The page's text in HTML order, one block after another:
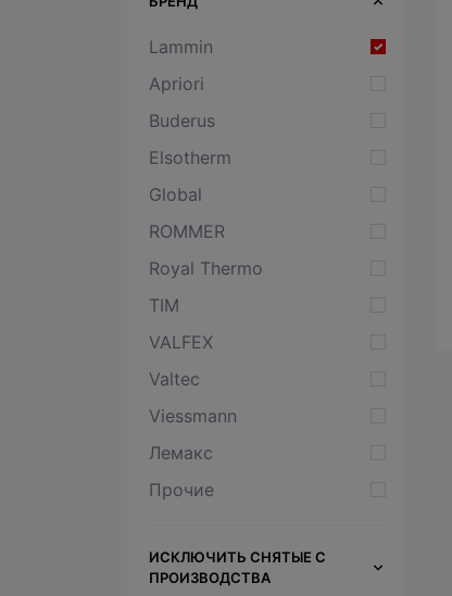
Lammin
Apriori
Buderus
Elsotherm
Global
ROMMER
Royal Thermo
TIM
VALFEX
Valtec
Viessmann
Лемакс
Прочие
ИСКЛЮЧИТЬ СНЯТЫЕ С
ПРОИЗВОДСТВА